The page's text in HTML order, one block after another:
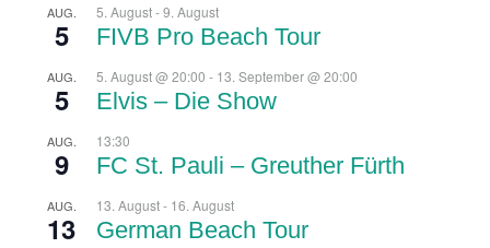
AUG.
5
5. August-9. August
FIVB Pro Beach Tour
AUG.
5
5. August @ 20:00 - 13. September @ 20:00
Elvis – Die Show
AUG.
9
13:30
FC St. Pauli – Greuther Fürth
AUG.
13
13. August- 16. August
German Beach Tour